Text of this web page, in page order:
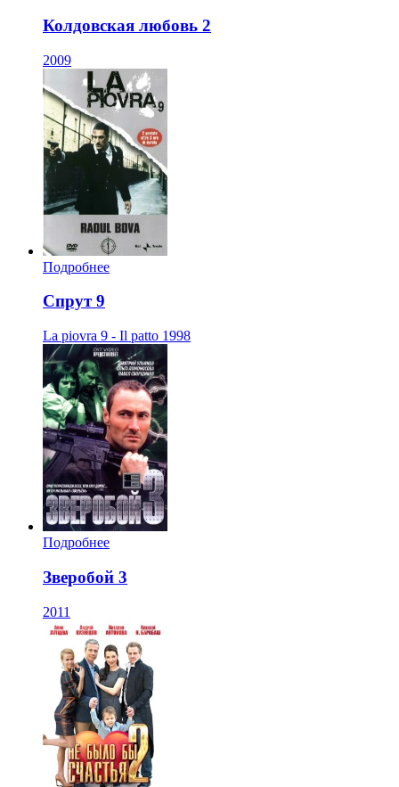
Колдовская любовь 2
2009
Подробнее
Спрут 9
La piovra 9 - Il patto 1998
Подробнее
Зверобой 3
2011